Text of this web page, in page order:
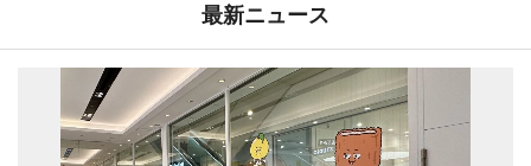
最新ニュース